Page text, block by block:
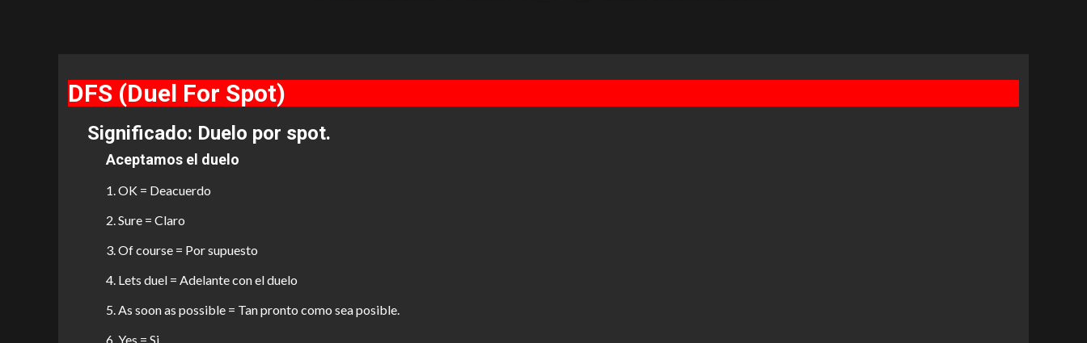
DFS (Duel For Spot)
Significado: Duelo por spot.
Aceptamos el duelo
OK = Deacuerdo
Sure = Claro
Of course = Por supuesto
Lets duel = Adelante con el duelo
As soon as possible = Tan pronto como sea posible.
Yes = Si